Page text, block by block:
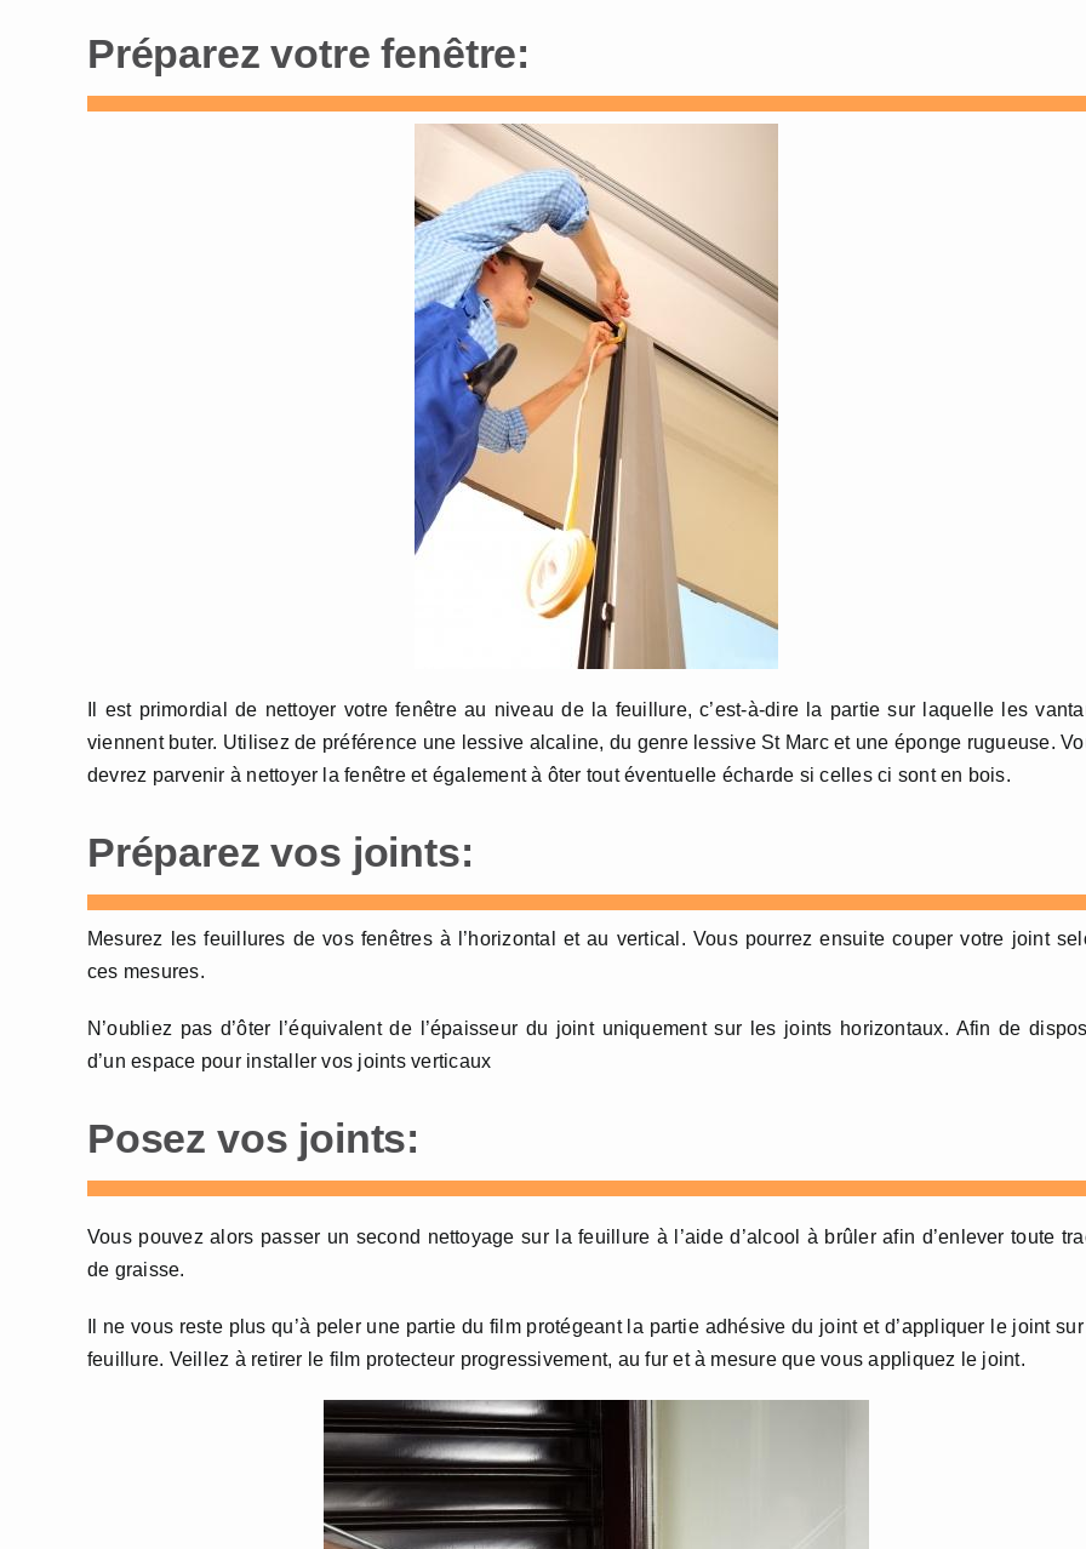
Préparez votre fenêtre:
Il est primordial de nettoyer votre fenêtre au niveau de la feuillure, c’est-à-dire la partie sur laquelle les
viennent buter. Utilisez de préférence une lessive alcaline, du genre lessive St Marc et une éponge rugueuse.
devrez parvenir à nettoyer la fenêtre et également à ôter tout éventuelle écharde si celles ci sont en bois.
Préparez vos joints:
Mesurez les feuillures de vos fenêtres à l’horizontal et au vertical. Vous pourrez ensuite couper votre joint
ces mesures.
N’oubliez pas d’ôter l’équivalent de l’épaisseur du joint uniquement sur les joints horizontaux. Afin de
d’un espace pour installer vos joints verticaux
Posez vos joints:
Vous pouvez alors passer un second nettoyage sur la feuillure à l’aide d’alcool à brûler afin d’enlever toute
de graisse.
Il ne vous reste plus qu’à peler une partie du film protégeant la partie adhésive du joint et d’appliquer le joint
feuillure. Veillez à retirer le film protecteur progressivement, au fur et à mesure que vous appliquez le joint.